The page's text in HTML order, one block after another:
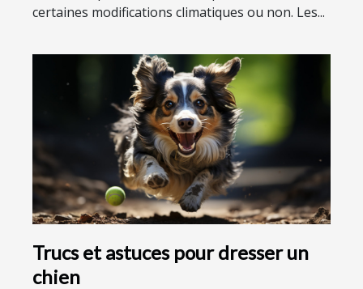
certaines modifications climatiques ou non. Les...
Trucs et astuces pour dresser un
chien